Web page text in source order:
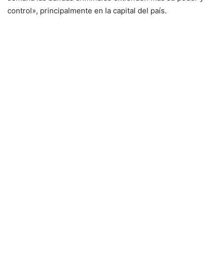
control», principalmente en la capital del país.